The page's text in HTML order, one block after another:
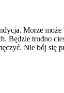
Morze
Będzie trudno
Nie bój